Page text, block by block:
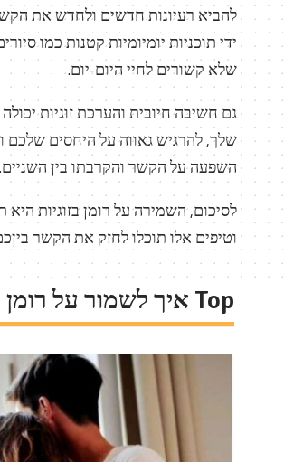
להביא רעיונות חדשים ולחדש את
ידי תוכניות יומיומיות קטנות כמו
שלא קשורים לחיי היום-יום.
גם חשיבה חיובית והערכת זוגיות
שלך, להרגיש גאווה על היחסים
השפעה על הקשר והקרבתו בין השניים.
לסיכום, השמירה על רומן בזוגיות
וטיפים אלו תוכלו לחזק את הקשר
Top איך לשמור על רומן בזוגיות